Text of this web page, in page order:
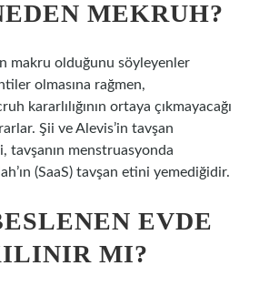
MEKRUH?
makru olduğunu söyleyenler
olmasına rağmen,
kararlılığının ortaya çıkmayacağı
Şii ve Alevis’in tavşan
tavşanın menstruasyonda
(SaaS) tavşan etini yemediğidir.
EVDE
MI?